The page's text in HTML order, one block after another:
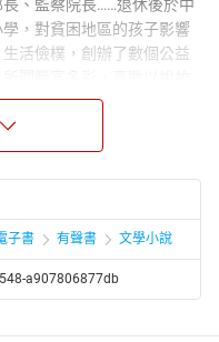
、監察院長……退休後於中
，對貧困地區的孩子影響
活儉樸，創辦了數個公益
的故事，能讓心靈充滿平
子書 有聲書 文學小說
a907806877db